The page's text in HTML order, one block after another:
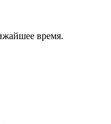
время.